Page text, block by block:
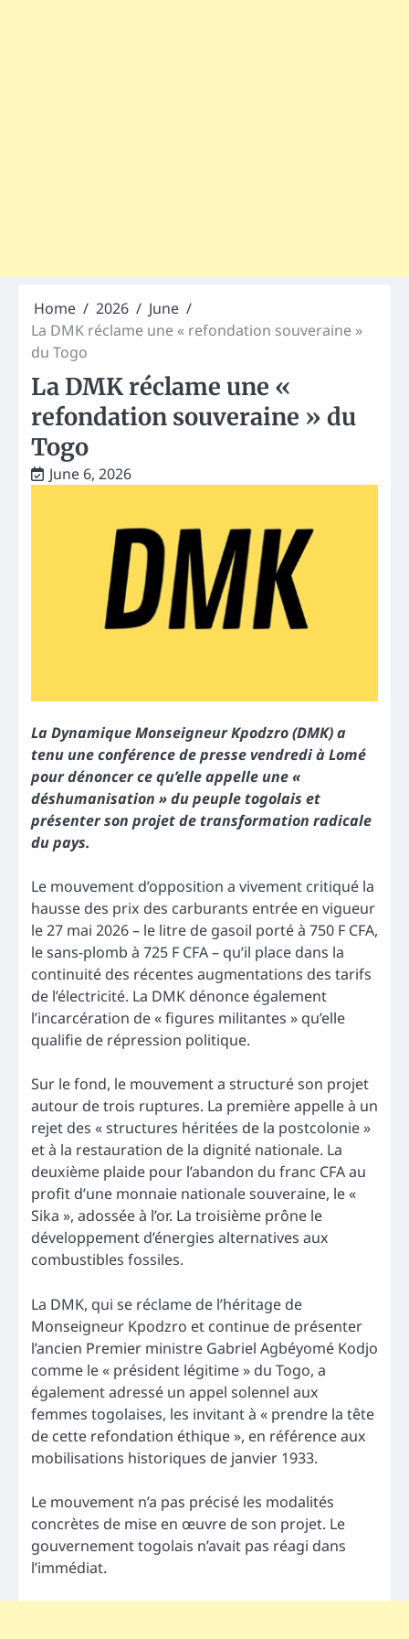
Home 2026
June
La DMK réclame une « refondation souveraine »
du Togo
La DMK réclame une «
refondation souveraine » du
Togo
June 6, 2026
La Dynamique Monseigneur Kpodzro (DMK) a
tenu une conférence de presse vendredi à Lomé
pour dénoncer ce qu’elle appelle une «
déshumanisation » du peuple togolais et
présenter son projet de transformation radicale
du pays.
Le mouvement d’opposition a vivement critiqué la
hausse des prix des carburants entrée en vigueur
le 27 mai 2026 – le litre de gasoil porté à 750 F CFA,
le sans-plomb à 725 F CFA – qu’il place dans la
continuité des récentes augmentations des tarifs
de l’électricité. La DMK dénonce également
l’incarcération de « figures militantes » qu’elle
qualifie de répression politique.
Sur le fond, le mouvement a structuré son projet
autour de trois ruptures. La première appelle à un
rejet des « structures héritées de la postcolonie »
et à la restauration de la dignité nationale. La
deuxième plaide pour l’abandon du franc CFA au
profit d’une monnaie nationale souveraine, le «
Sika », adossée à l’or. La troisième prône le
développement d’énergies alternatives aux
combustibles fossiles.
La DMK, qui se réclame de l’héritage de
Monseigneur Kpodzro et continue de présenter
l’ancien Premier ministre Gabriel Agbéyomé Kodjo
comme le « président légitime » du Togo, a
également adressé un appel solennel aux
femmes togolaises, les invitant à « prendre la tête
de cette refondation éthique », en référence aux
mobilisations historiques de janvier 1933.
Le mouvement n’a pas précisé les modalités
concrètes de mise en œuvre de son projet. Le
gouvernement togolais n’avait pas réagi dans
l’immédiat.